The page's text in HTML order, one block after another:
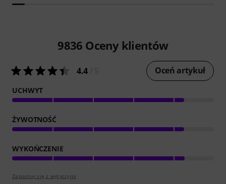
9836 Oceny klientów
4.4 Oceń artykuł
UCHWYT
ŻYWOTNOŚĆ
WYKOŃCZENIE
Zapoznaj się z wytyczymi